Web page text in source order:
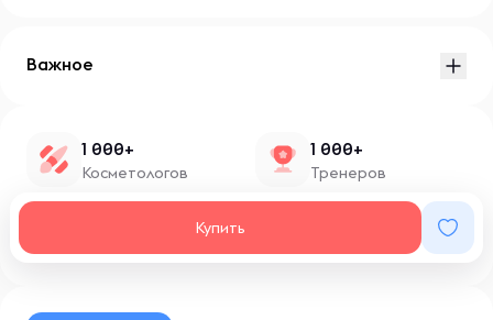
Купить
Важное
1 000+
Косметологов
1 000+
Тренеров